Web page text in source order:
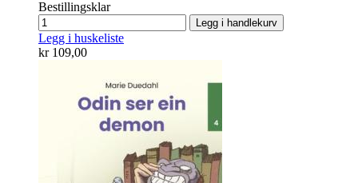
Bestillingsklar
Legg i handlekurv
Legg i huskeliste
kr 109,00